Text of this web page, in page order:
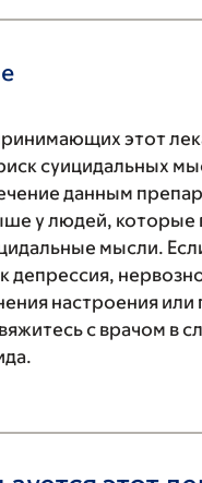
этот
суицидальных
данным
у людей, которые
мысли.
депрессия,
настроения
с врачом в